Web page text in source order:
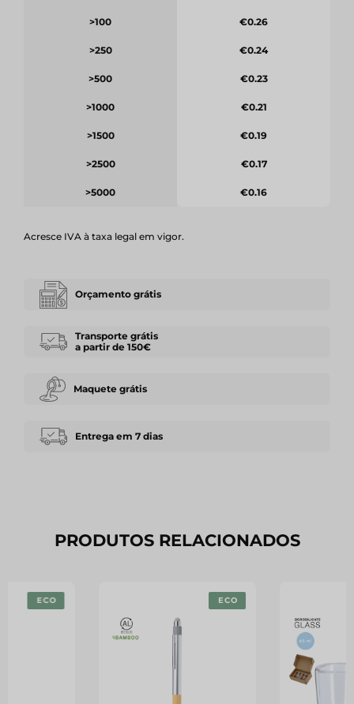
>100
>250
>500
>1000
>1500
>2500
>5000
€0.26
€0.24
€0.23
€0.21
€0.19
€0.17
€0.16
Acresce IVA à taxa legal em vigor.
Orçamento grátis
Transporte grátis
a partir de 150€
Maquete grátis
Entrega em 7 dias
PRODUTOS RELACIONADOS
ECO ECO